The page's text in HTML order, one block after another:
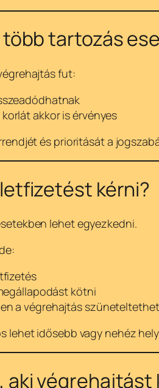
tartozás
fut:
akkor is érvényes
és prioritását a
kérni?
lehet egyezkedni.
kötni
a végrehajtás
lehet idősebb vagy nehéz
aki